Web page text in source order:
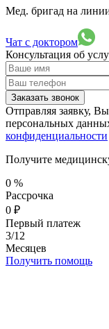
Мед. бригад на
Чат с доктором
Консультация об
Заказать звонок
Отправляя заявку,
персональных
конфиденциальности
Получите
0 %
Рассрочка
0 ₽
Первый платеж
3/12
Месяцев
Получить помощь